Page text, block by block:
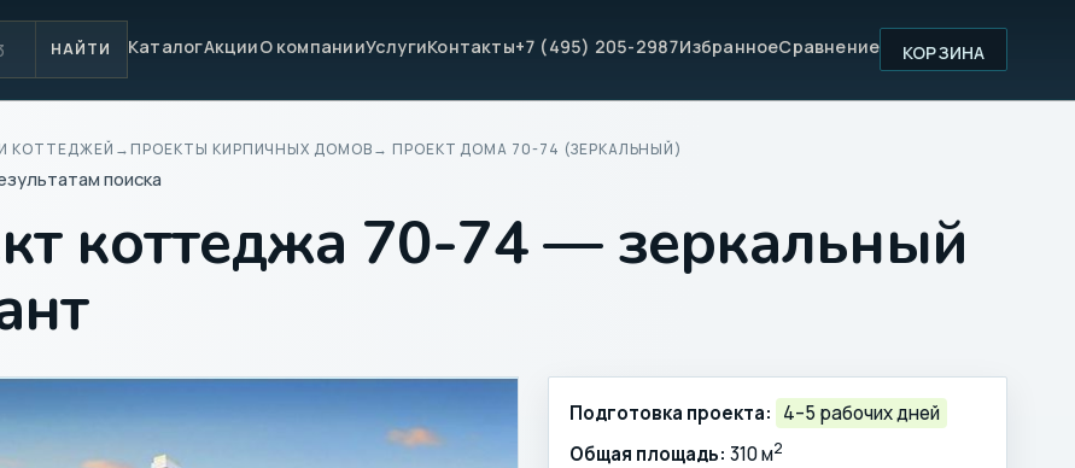
НАЙТИ КаталогАкцииО компанииУслугиКонтакты+7 (495) 205-2987ИзбранноеСравнение КОРЗИНА
КОТТЕДЖЕЙ → ПРОЕКТЫ КИРПИЧНЫХ ДОМОВ→ ПРОЕКТ ДОМА 70-74 (ЗЕРКАЛЬНЫЙ)
поиска
коттеджа 70-74 — зеркальный
Подготовка проекта: 4–5 рабочих дней
Общая площадь: 310 м2